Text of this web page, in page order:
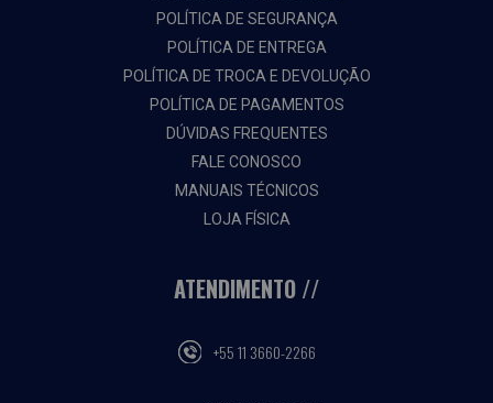
POLÍTICA DE SEGURANÇA
POLÍTICA DE ENTREGA
POLÍTICA DE TROCA E DEVOLUÇÃO
POLÍTICA DE PAGAMENTOS
DÚVIDAS FREQUENTES
FALE CONOSCO
MANUAIS TÉCNICOS
LOJA FÍSICA
ATENDIMENTO
+55 11 3660-2266